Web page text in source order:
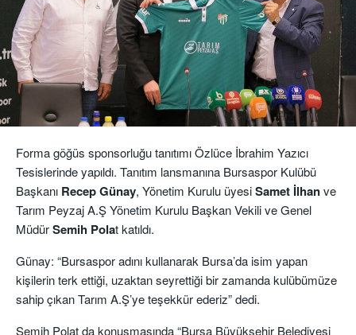
Forma göğüs sponsorluğu tanıtımı Özlüce İbrahim Yazıcı
Tesislerinde yapıldı. Tanıtım lansmanına Bursaspor Kulübü
Başkanı Recep Günay, Yönetim Kurulu üyesiSamet İlhanve
Tarım Peyzaj A.Ş Yönetim Kurulu Başkan Vekili ve Genel
MüdürSemih Polat katıldı.
Günay: “Bursaspor adını kullanarak Bursa’da isim yapan
kişilerin terk ettiği, uzaktan seyrettiği bir zamanda kulübümüze
sahip çıkan Tarım A.Ş’ye teşekkür ederiz” dedi.
Semih Polat da konuşmasında “Bursa Büyükşehir Belediyesi